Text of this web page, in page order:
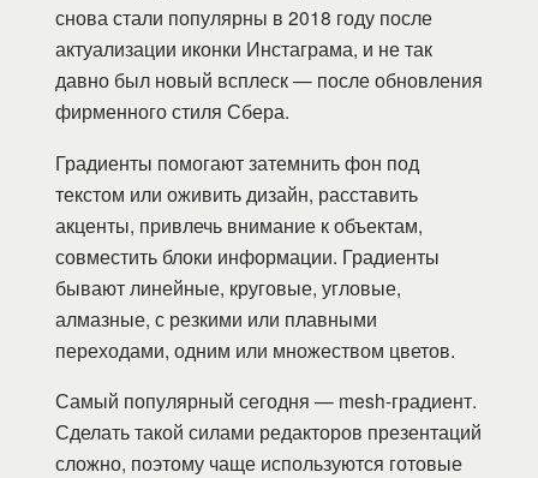
снова стали популярны в 2018 году после
актуализации иконки Инстаграма, и не так
давно был новый всплеск — после обновления
фирменного стиля Сбера.
Градиенты помогают затемнить фон под
текстом или оживить дизайн, расставить
акценты, привлечь внимание к объектам,
совместить блоки информации. Градиенты
бывают линейные, круговые, угловые,
алмазные, с резкими или плавными
переходами, одним или множеством цветов.
Самый популярный сегодня — mesh-градиент.
Сделать такой силами редакторов презентаций
сложно, поэтому чаще используются готовые